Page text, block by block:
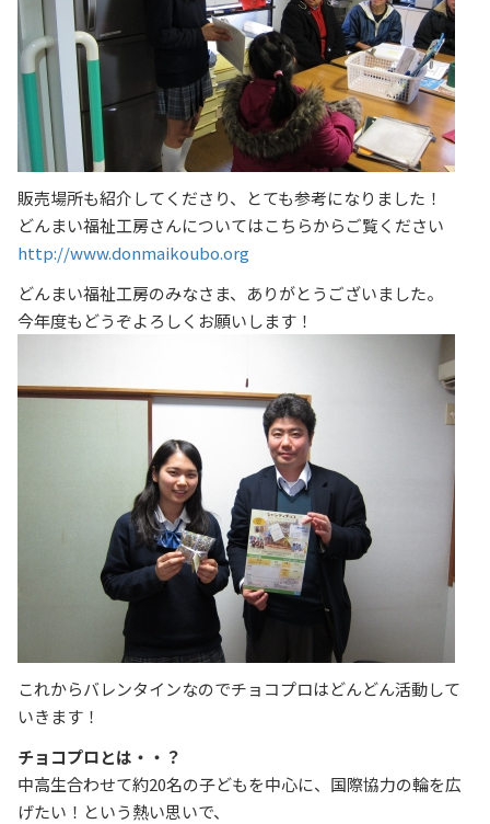
販売場所も紹介してくださり、とても参考になりました！
どんまい福祉工房さんについてはこちらからご覧ください
http://www.donmaikoubo.org
どんまい福祉工房のみなさま、ありがとうございました。
今年度もどうぞよろしくお願いします！
これからバレンタインなのでチョコプロはどんどん活動して
いきます！
チョコプロとは・・？
中高生合わせて約20名の子どもを中心に、国際協力の輪を広
げたい！という熱い思いで、